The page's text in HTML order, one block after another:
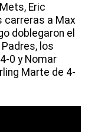
Eric
carreras a Max
doblegaron el
los
0 y Nomar
Marte de 4-